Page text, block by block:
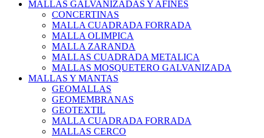
MALLAS GALVANIZADAS Y AFINES
CONCERTINAS
MALLA CUADRADA FORRADA
MALLA OLIMPICA
MALLA ZARANDA
MALLAS CUADRADA METALICA
MALLAS MOSQUETERO GALVANIZADA
MALLAS Y MANTAS
GEOMALLAS
GEOMEMBRANAS
GEOTEXTIL
MALLA CUADRADA FORRADA
MALLAS CERCO